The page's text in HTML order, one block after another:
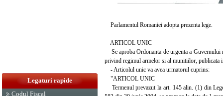
Legaturi rapide
Codul Fiscal
Parlamentul Romaniei adopta prezenta lege.
ARTICOL UNIC
Se aproba Ordonanta de urgenta a Guvernului
privind regimul armelor si al munitiilor, publicata
- Articolul unic va avea urmatorul cuprins:
"ARTICOL UNIC
Termenul prevazut la art. 145 alin. (1) din